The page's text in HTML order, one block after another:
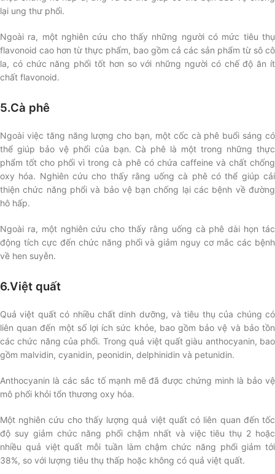
lại ung thư phổi.
Ngoài ra, một nghiên cứu cho thấy những người có mức tiêu thụ
flavonoid cao hơn từ thực phẩm, bao gồm cả các sản phẩm từ sô cô
la, có chức năng phổi tốt hơn so với những người có chế độ ăn ít
chất flavonoid.
5.Cà phê
Ngoài việc tăng năng lượng cho bạn, một cốc cà phê buổi sáng có
thể giúp bảo vệ phổi của bạn. Cà phê là một trong những thực
phẩm tốt cho phổi vì trong cà phê có chứa caffeine và chất chống
oxy hóa. Nghiên cứu cho thấy rằng uống cà phê có thể giúp cải
thiện chức năng phổi và bảo vệ bạn chống lại các bệnh về đường
hô hấp.
Ngoài ra, một nghiên cứu cho thấy rằng uống cà phê dài họn tác
động tích cực đến chức năng phổi và giảm nguy cơ mắc các bệnh
về hen suyễn.
6.Việt quất
Quả việt quất có nhiều chất dinh dưỡng, và tiêu thụ của chúng có
liên quan đến một số lợi ích sức khỏe, bao gồm bảo vệ và bảo tồn
các chức năng của phổi. Trong quả việt quất giàu anthocyanin, bao
gồm malvidin, cyanidin, peonidin, delphinidin và petunidin.
Anthocyanin là các sắc tố mạnh mẽ đã được chứng minh là bảo vệ
mô phổi khỏi tổn thương oxy hóa.
Một nghiên cứu cho thấy lượng quả việt quất có liên quan đến tốc
độ suy giảm chức năng phổi chậm nhất và việc tiêu thụ 2 hoặc
nhiều quả việt quất mỗi tuần làm chậm chức năng phổi giảm tới
38%, so với lượng tiêu thụ thấp hoặc không có quả việt quất.